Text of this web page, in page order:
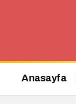
Anasayfa